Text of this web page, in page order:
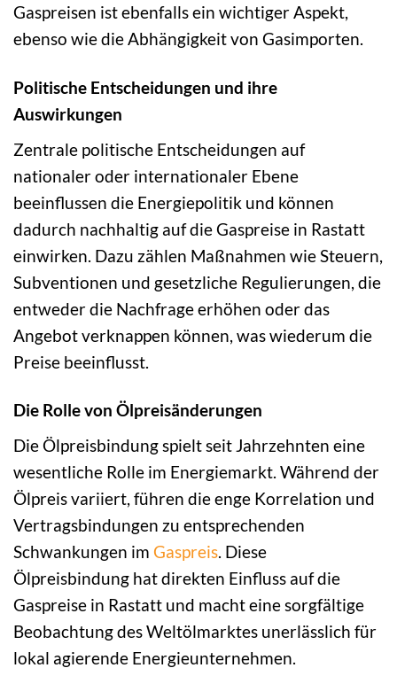
Gaspreisen ist ebenfalls ein wichtiger Aspekt,
ebenso wie die Abhängigkeit von Gasimporten.
Politische Entscheidungen und ihre
Auswirkungen
Zentrale politische Entscheidungen auf
nationaler oder internationaler Ebene
beeinflussen die Energiepolitik und können
dadurch nachhaltig auf die Gaspreise in Rastatt
einwirken. Dazu zählen Maßnahmen wie Steuern,
Subventionen und gesetzliche Regulierungen, die
entweder die Nachfrage erhöhen oder das
Angebot verknappen können, was wiederum die
Preise beeinflusst.
Die Rolle von Ölpreisänderungen
Die Ölpreisbindung spielt seit Jahrzehnten eine
wesentliche Rolle im Energiemarkt. Während der
Ölpreis variiert, führen die enge Korrelation und
Vertragsbindungen zu entsprechenden
Schwankungen im Gaspreis. Diese
Ölpreisbindung hat direkten Einfluss auf die
Gaspreise in Rastatt und macht eine sorgfältige
Beobachtung des Weltölmarktes unerlässlich für
lokal agierende Energieunternehmen.